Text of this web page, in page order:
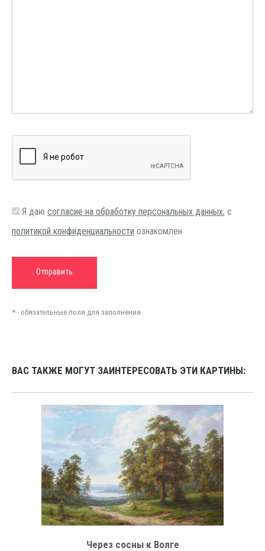
Я даю согласие на обработку персональных данных, с
политикой конфиденциальности ознакомлен
* - обязательные поля для заполнения
ВАС ТАКЖЕ МОГУТ ЗАИНТЕРЕСОВАТЬ ЭТИ КАРТИНЫ:
Через сосны к Волге